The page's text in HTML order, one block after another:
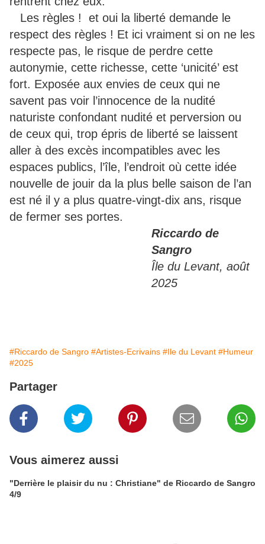
Les règles ! et oui la liberté demande le
respect des règles ! Et ici vraiment si on ne les
respecte pas, le risque de perdre cette
autonymie, cette richesse, cette ‘unicité’ est
fort. Exposée aux envies de ceux qui ne
savent pas voir l’innocence de la nudité
naturiste confondant nudité et perversion ou
de ceux qui, trop épris de liberté se laissent
aller à des excès incompatibles avec les
espaces publics, l’île, l’endroit où cette idée
nouvelle de jouir da la plus belle saison de l’an
est né il y a plus quatre-vingt-dix ans, risque
de fermer ses portes.
Riccardo de
Sangro
Île du Levant, août
2025
#Riccardo de Sangro #Artistes-Ecrivains #Ile du Levant #Humeur
#2025
Partager
Vous aimerez aussi
"Derrière le plaisir du nu : Christiane" de Riccardo de Sangro
4/9